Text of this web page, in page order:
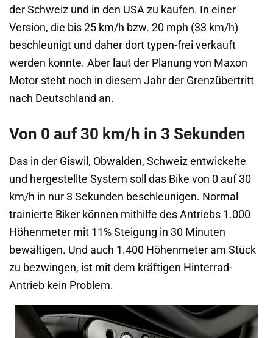
der Schweiz und in den USA zu kaufen. In einer
Version, die bis 25 km/h bzw. 20 mph (33 km/h)
beschleunigt und daher dort typen-frei verkauft
werden konnte. Aber laut der Planung von Maxon
Motor steht noch in diesem Jahr der Grenzübertritt
nach Deutschland an.
Von 0 auf 30 km/h in 3 Sekunden
Das in der Giswil, Obwalden, Schweiz entwickelte
und hergestellte System soll das Bike von 0 auf 30
km/h in nur 3 Sekunden beschleunigen. Normal
trainierte Biker können mithilfe des Antriebs 1.000
Höhenmeter mit 11% Steigung in 30 Minuten
bewältigen. Und auch 1.400 Höhenmeter am Stück
zu bezwingen, ist mit dem kräftigen Hinterrad-
Antrieb kein Problem.